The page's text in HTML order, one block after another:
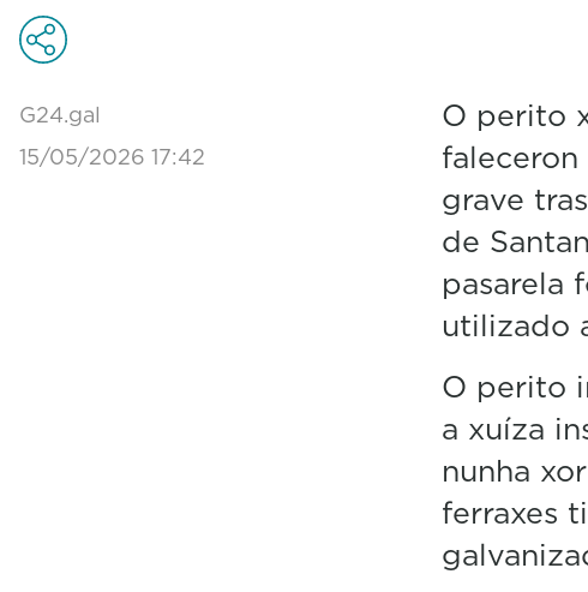
G24.gal
15/05/2026 17:42
O perito
grave
de
pasarela
utilizado
O perito
a xuíza
nunha
ferraxes